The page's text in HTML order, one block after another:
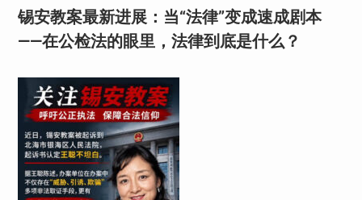
锡安教案最新进展：当“法律”变成速成剧本
——在公检法的眼里，法律到底是什么？